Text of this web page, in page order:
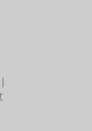
|